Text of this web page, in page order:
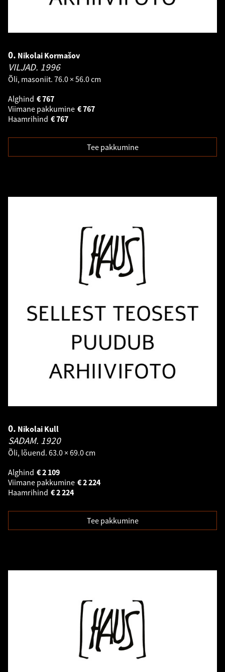
0. Nikolai Kormašov
VILJAD. 1996
Õli, masoniit. 76.0 × 56.0 cm
Alghind
767
€
Viimane pakkumine
767
€
Haamrihind
767
€
Tee pakkumine
0. Nikolai Kull
SADAM. 1920
Õli, lõuend. 63.0 × 69.0 cm
Alghind
2 109
€
Viimane pakkumine
2 224
€
Haamrihind
2 224
€
Tee pakkumine